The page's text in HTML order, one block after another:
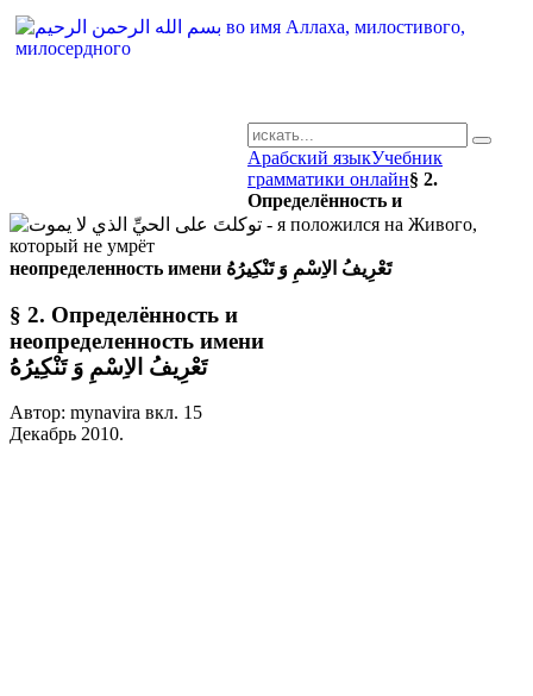
Арабский языкУчебник
грамматики онлайн§ 2.
Определённость и
неопределенность имени تَعْرِيفُ الاِسْمِ وَ تَنْكِيرُهُ
§ 2. Определённость и
неопределенность имени
تَعْرِيفُ الاِسْمِ وَ تَنْكِيرُهُ
Автор: mynavira вкл. 15
Декабрь 2010.